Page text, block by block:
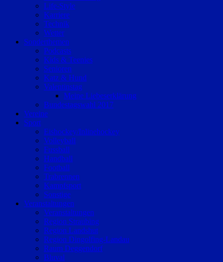
Life-Style
Karriere
Technik
Wetter
Sonderthemen
Podcasts
Kids & Teenies
Senioren
Katz & Hund
Valentinstag
Meine Liebeserklärung
Bundestagswahl 2017
Vereine
Sport
Eishockey/Inlinehockey
Volleyball
Fussball
Handball
Football
Trabrennen
Kampfsport
Sonstige
Veranstaltungen
Veranstaltungen
Region Straubing
Region Landshut
Region Dingolfing-Landau
Raum Deggendorf
Bluval